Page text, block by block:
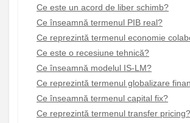
Ce este un acord de liber schimb?
Ce înseamnă termenul PIB real?
Ce reprezintă termenul economie
Ce este o recesiune tehnică?
Ce înseamnă modelul IS-LM?
Ce reprezintă termenul globalizare
Ce înseamnă termenul capital fix?
Ce reprezintă termenul transfer pricing?